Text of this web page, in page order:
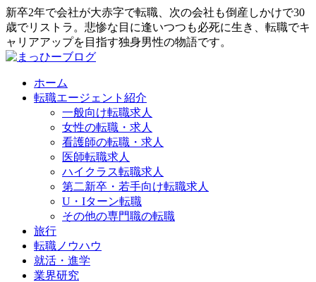
新卒2年で会社が大赤字で転職、次の会社も倒産しかけで30
歳でリストラ。悲惨な目に逢いつつも必死に生き、転職でキ
ャリアアップを目指す独身男性の物語です。
ホーム
転職エージェント紹介
一般向け転職求人
女性の転職・求人
看護師の転職・求人
医師転職求人
ハイクラス転職求人
第二新卒・若手向け転職求人
U・Iターン転職
その他の専門職の転職
旅行
転職ノウハウ
就活・進学
業界研究